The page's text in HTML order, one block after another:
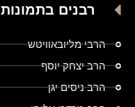
רבנים בתמונות
הרבי מליובאוויטש
הרב יצחק יוסף
הרב ניסים יגן